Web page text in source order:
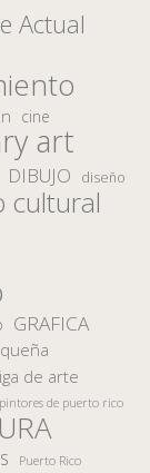
Actual
cine
art
DIBUJO diseño
cultural
GRAFICA
de arte
pintores de puerto rico
Puerto Rico